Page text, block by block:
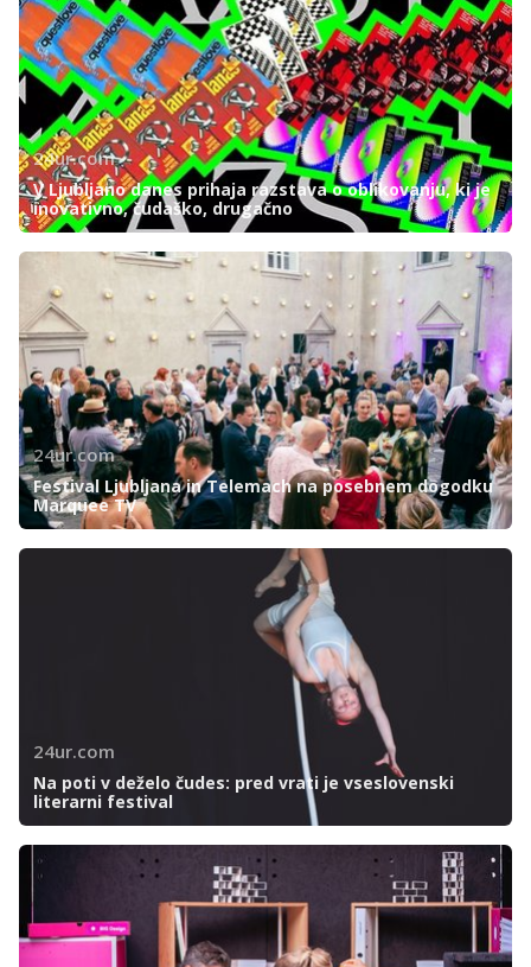
24ur.com
V Ljubljano danes prihaja razstava o oblikovanju, ki je
inovativno, čudaško, drugačno
24ur.com
Festival Ljubljana in Telemach na posebnem dogodku
Marquee TV
24ur.com
Na poti v deželo čudes: pred vrati je vseslovenski
literarni festival